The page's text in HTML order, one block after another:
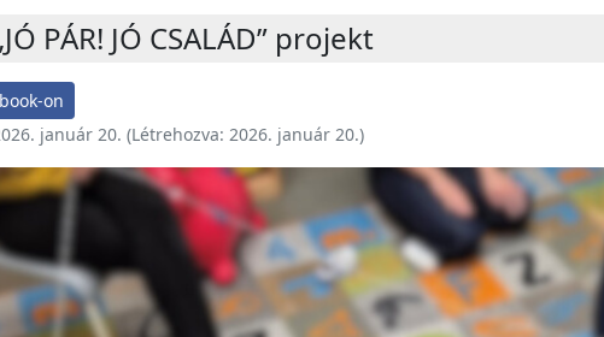
PÁR! JÓ CSALÁD” projekt
on
január 20. (Létrehozva: 2026. január 20.)